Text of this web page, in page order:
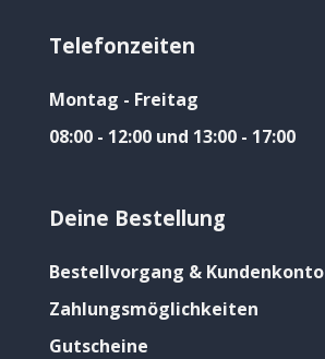
Telefonzeiten
Montag - Freitag
08:00 - 12:00 und 13:00 - 17:00
Deine Bestellung
Bestellvorgang & Kundenkonto
Zahlungsmöglichkeiten
Gutscheine